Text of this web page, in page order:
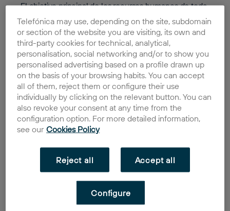
El objetivo principal de los recursos humanos de toda
empresa se puede resumir en atraer, desarrollar y
retener al talento. Este triplete estratégico en la
gestión de los recursos humanos es lo que permitirá
hacer frente a la competencia, tener un equipo
productivo y lograr buenos resultados. Sin embargo,
no es una tarea sencilla; las nuevas generaciones y
los profesionales más experimentados son cada vez
más exigentes, buscando condiciones que se ajusten
a sus valores y necesidades. Por ello, para ayudarte,
te contamos algunas prácticas para atraer y retener
talento.
La fórmula para
atraer talento
Cuando buscas atraer talento y encontrar a las
personas perfectas para tu empresa, no solo debes
tener en cuenta lo que te viene bien a ti, sino también
Telefónica may use, depending on the site, subdomain
or section of the website you are visiting, its own and
third-party cookies for technical, analytical,
personalisation, social networking and/or to show you
personalised advertising based on a profile drawn up
on the basis of your browsing habits. You can accept
all of them, reject them or configure their use
individually by clicking on the relevant button. You can
also revoke your consent at any time from the
configuration option. For more detailed information,
see our Cookies Policy
Reject all Accept all
Configure